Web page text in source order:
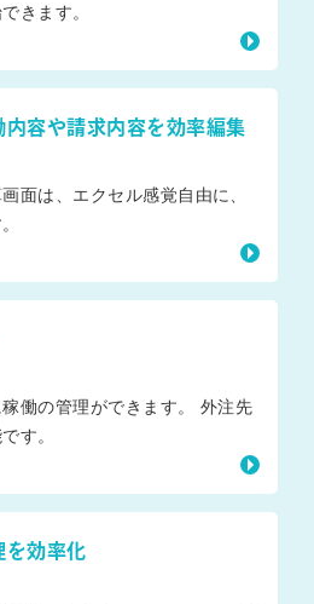
きます。
内容や請求内容を効率編集
面は、エクセル感覚自由に、
働の管理ができます。 外注先
す。
を効率化